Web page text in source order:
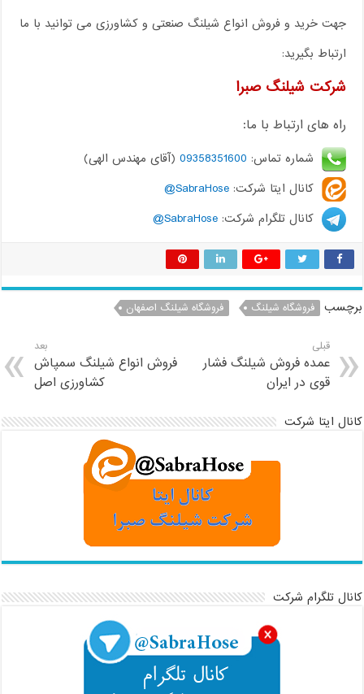
جهت خرید و فروش انواع شیلنگ صنعتی و کشاورزی می توانید با ما
ارتباط بگیرید:
شرکت شیلنگ صبرا
راه های ارتباط با ما:
شماره تماس: 09358351600 (آقای مهندس الهی)
کانال ایتا شرکت:SabraHose@
کانال تلگرام شرکت:SabraHose@
برچسب فروشگاه شیلنگ فروشگاه شیلنگ اصفهان
قبلی
عمده فروش شیلنگ فشار
قوی در ایران
بعد
فروش انواع شیلنگ سمپاش
کشاورزی اصل
کانال ایتا شرکت
کانال تلگرام شرکت